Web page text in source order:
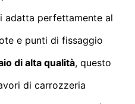
adatta perfettamente al
e punti di fissaggio
di alta qualità, questo
di carrozzeria